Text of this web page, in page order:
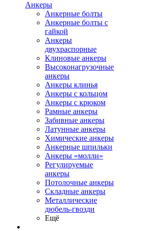
Анкеры
Анкерные болты
Анкерные болты с
гайкой
Анкеры
двухраспорные
Клиновые анкеры
Высоконагрузочные
анкеры
Анкеры клинья
Анкеры с кольцом
Анкеры с крюком
Рамные анкеры
Забивные анкеры
Латунные анкеры
Химические анкеры
Анкерные шпильки
Анкеры «молли»
Регулируемые
анкеры
Потолочные анкеры
Складные анкеры
Металлические
дюбель-гвозди
Ещё